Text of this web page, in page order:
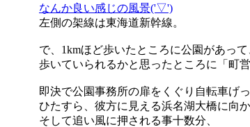
なんか良い感じの風景('▽')
左側の架線は東海道新幹線。
で、1kmほど歩いたところに公園があっ
歩いていられるかと思ったところに「町
即決で公園事務所の扉をくぐり自転車げっ
ひたすら、彼方に見える浜名湖大橋に向
そして追い風に押される事十数分、